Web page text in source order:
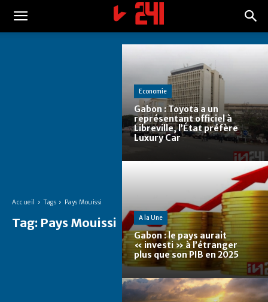
Accueil Tags Pays Mouissi
Tag: Pays Mouissi
Economie
Gabon : Toyota a un
représentant officiel à
Libreville, l’État préfère
Luxury Car
A la Une
Gabon : le pays aurait
« investi » à l’étranger
plus que son PIB en 2025